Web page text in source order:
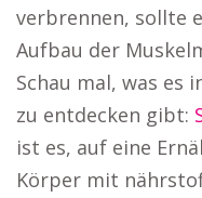
verbrennen, sollte
Aufbau der
Schau mal, was es
zu entdecken gibt:
ist es, auf eine
Körper mit